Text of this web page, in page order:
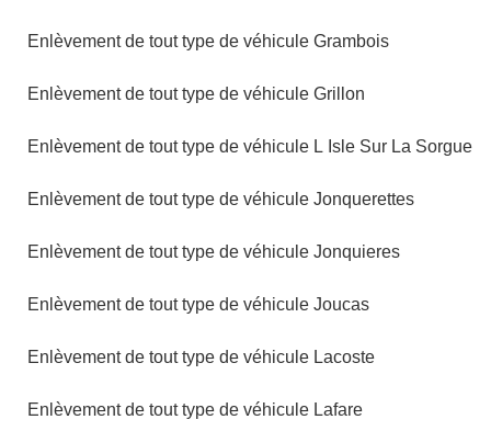
Enlèvement de tout type de véhicule Grambois
Enlèvement de tout type de véhicule Grillon
Enlèvement de tout type de véhicule L Isle Sur La Sorgue
Enlèvement de tout type de véhicule Jonquerettes
Enlèvement de tout type de véhicule Jonquieres
Enlèvement de tout type de véhicule Joucas
Enlèvement de tout type de véhicule Lacoste
Enlèvement de tout type de véhicule Lafare